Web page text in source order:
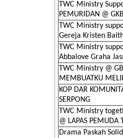
TWC Ministry
PEMURIDAN @
TWC Ministry
Gereja Kristen
TWC Ministry
Abbalove Graha
TWC Ministry @
MEMBUATKU
KOP DAR
SERPONG
TWC Ministry
@ LAPAS PEMUDA
Drama Paskah